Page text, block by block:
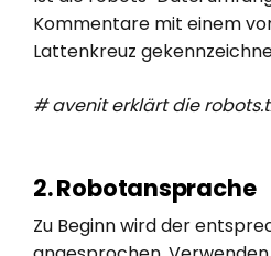
Kommentare mit einem
Lattenkreuz
# avenit erklärt die
2. Robotansprache
Zu Beginn wird der